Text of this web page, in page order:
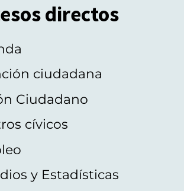
directos
ciudadana
Ciudadano
cívicos
y Estadísticas